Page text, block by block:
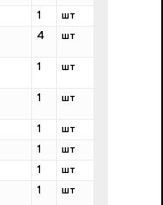
1
шт
4 шт
1 шт
1 шт
1
шт
1
шт
1
шт
1 шт